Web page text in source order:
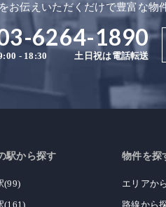
お伝えいただくだけで豊富な物
6264-1890
- 18:30 土日祝は電話転送
駅から探す
(99)
(161)
物件を探
エリアか
路線から